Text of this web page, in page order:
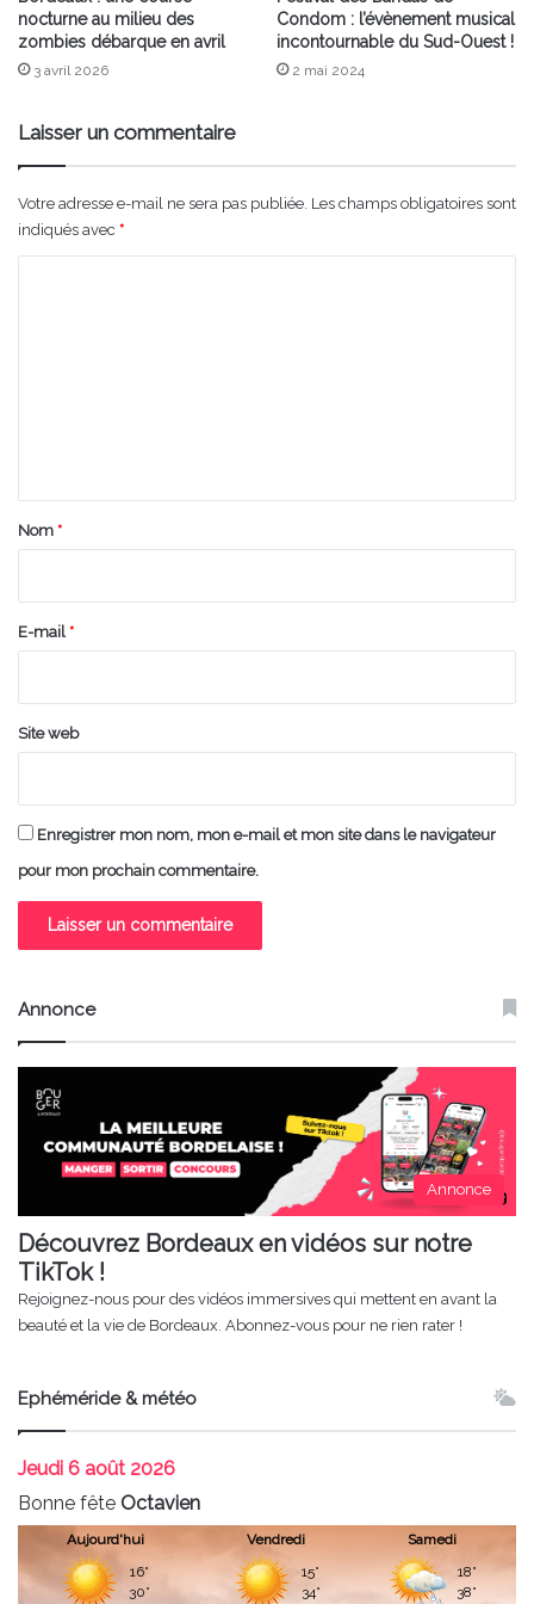
nocturne au milieu des
zombies débarque en avril
3 avril 2026
Condom : l’évènement musical
incontournable du Sud-Ouest !
2 mai 2024
Laisser un commentaire
Votre adresse e-mail ne sera pas publiée. Les champs obligatoires sont
indiqués avec *
a
e
Nom *
E-mail *
Site web
Enregistrer mon nom, mon e-mail et mon site dans le navigateur
pour mon prochain commentaire.
Annonce
Annonce
Découvrez Bordeaux en vidéos sur notre
TikTok !
Rejoignez-nous pour des vidéos immersives qui mettent en avant la
beauté et la vie de Bordeaux. Abonnez-vous pour ne rien rater !
Ephéméride & météo
Jeudi 6 août 2026
Bonne fête Octavien
Aujourd'hui
16°
30°
Vendredi
15°
34°
Samedi
18°
38°